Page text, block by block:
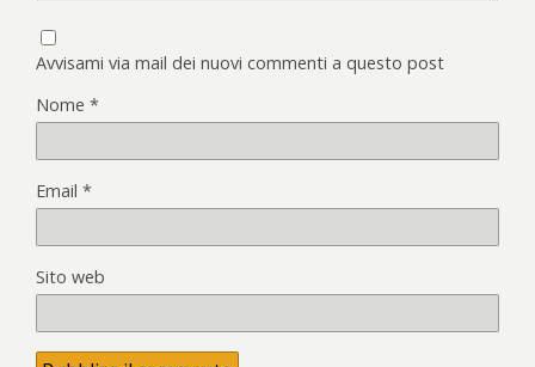
Avvisami via mail dei nuovi commenti a questo post
Nome *
Email *
Sito web